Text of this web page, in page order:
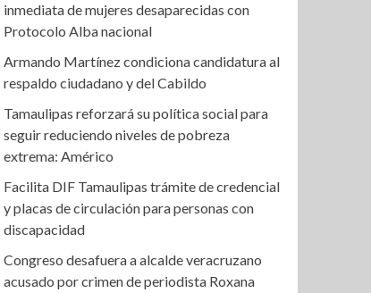
inmediata de mujeres desaparecidas con
Protocolo Alba nacional
Armando Martínez condiciona candidatura al
respaldo ciudadano y del Cabildo
Tamaulipas reforzará su política social para
seguir reduciendo niveles de pobreza
extrema: Américo
Facilita DIF Tamaulipas trámite de credencial
y placas de circulación para personas con
discapacidad
Congreso desafuera a alcalde veracruzano
acusado por crimen de periodista Roxana